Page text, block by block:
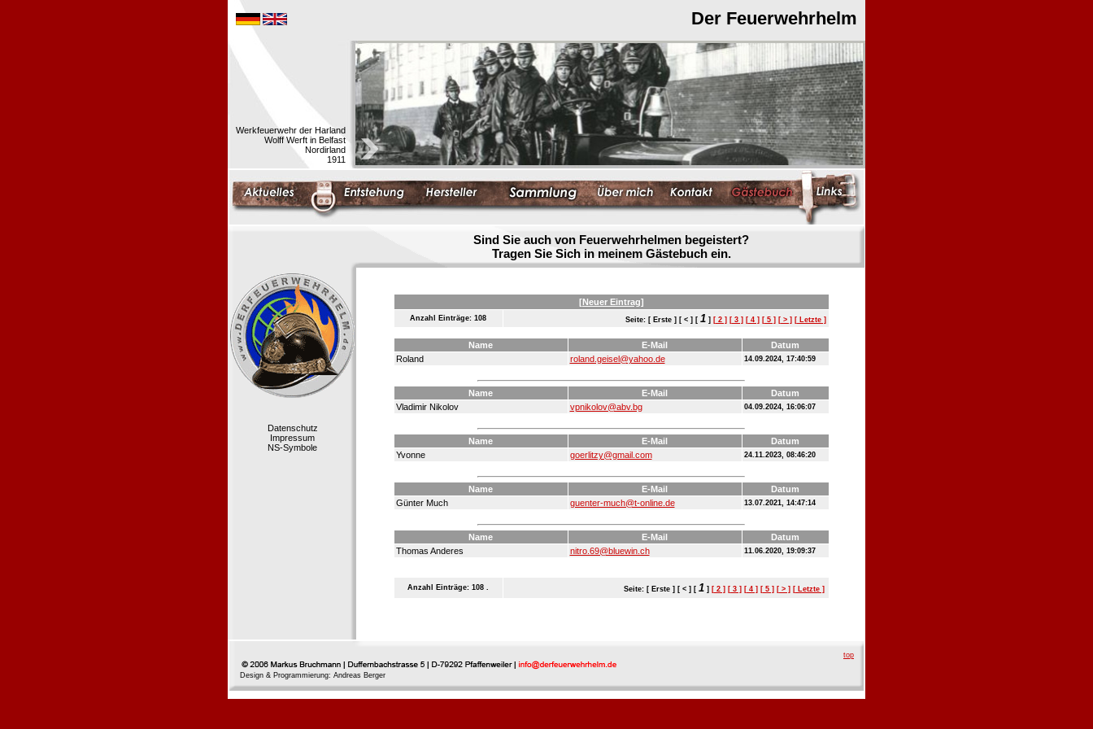
Der Feuerwehrhelm
Werkfeuerwehr der Harland
Wolff Werft in Belfast
Nordirland
1911
Sind Sie auch von Feuerwehrhelmen begeistert?
Tragen Sie Sich in meinem Gästebuch ein.
Datenschutz
Impressum
NS-Symbole
[Neuer Eintrag]
Anzahl Einträge: 108 Seite: [ Erste ] [ < ] [ 1] [ 2 ] [ 3 ] [ 4 ] [ 5 ] [ > ] [ Letzte ]
Name E-Mail
Datum
Roland
roland.geisel@yahoo.de 14.09.2024, 17:40:59
Name E-Mail
Datum
Vladimir Nikolov
vpnikolov@abv.bg 04.09.2024, 16:06:07
Name E-Mail
Datum
Yvonne
goerlitzy@gmail.com 24.11.2023, 08:46:20
Name E-Mail
Datum
Günter Much
guenter-much@t-online.de 13.07.2021, 14:47:14
Name E-Mail
Datum
Thomas Anderes
nitro.69@bluewin.ch 11.06.2020, 19:09:37
Anzahl Einträge: 108 . Seite: [ Erste ] [ < ] [ 1] [ 2 ] [ 3 ] [ 4 ] [ 5 ] [ > ] [ Letzte ]
Design & Programmierung: Andreas Berger
top